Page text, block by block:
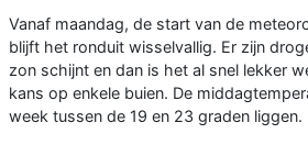
Vanaf maandag, de start van de
blijft het ronduit wisselvallig. Er zijn
zon schijnt en dan is het al snel lekker
kans op enkele buien. De
week tussen de 19 en 23 graden liggen.